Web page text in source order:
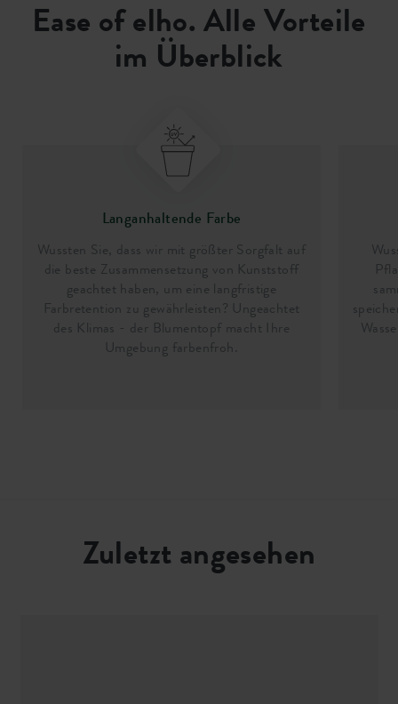
Ease of elho. Alle Vorteile
im Überblick
Langanhaltende Farbe
Wussten Sie, dass wir mit größter Sorgfalt auf
die beste Zusammensetzung von Kunststoff
geachtet haben, um eine langfristige
Farbretention zu gewährleisten? Ungeachtet
des Klimas - der Blumentopf macht Ihre
Umgebung farbenfroh.
Zuletzt angesehen